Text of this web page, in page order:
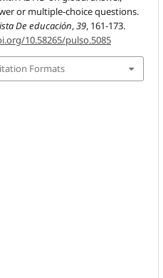
or multiple-choice questions.
De educación,39, 161-173.
10.58265/pulso.5085
Formats